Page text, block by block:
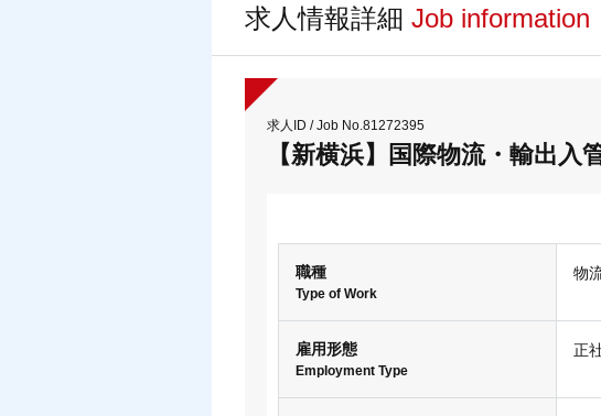
求人情報詳細 Job information
求人ID / Job No.81272395
【新横浜】国際物流・輸出
職種
Type of Work
物
雇用形態
Employment Type
正